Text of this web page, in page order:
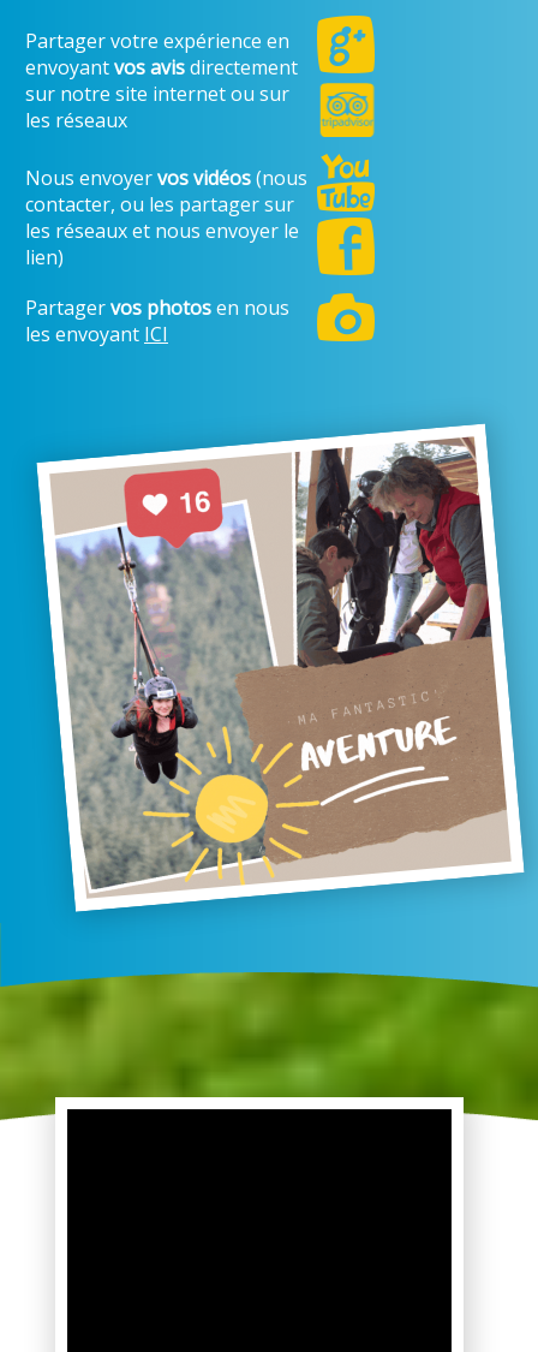
Partager votre expérience en
envoyantvos avisdirectement
sur notre site internet ou sur
les réseaux
Nous envoyervos vidéos(nous
contacter, ou les partager sur
les réseaux et nous envoyer le
lien)
Partagervos photosen nous
les envoyant ICI